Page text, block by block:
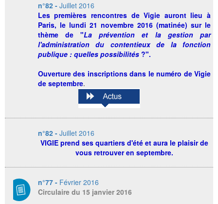
n°82 - Juillet 2016
Lespremières rencontres de Vigie auront lieu à
Paris, le lundi 21 novembre 2016 (matinée) sur le
thème de "La prévention et la gestion par
l'administration du contentieux de la fonction
publique : quelles possibilités?".
Ouverture des inscriptions dans le numéro de Vigie
de septembre.
n°82 - Juillet 2016
VIGIE prend ses quartiers d'été et aura le plaisir de
vous retrouver en septembre.
n°77 - Février 2016
Circulaire du 15 janvier 2016